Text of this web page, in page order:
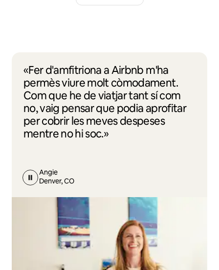
«Fer d'amfitriona a Airbnb m'ha
permès viure molt còmodament.
Com que he de viatjar tant sí com
no, vaig pensar que podia aprofitar
per cobrir les meves despeses
mentre no hi soc.»
Angie
Denver, CO